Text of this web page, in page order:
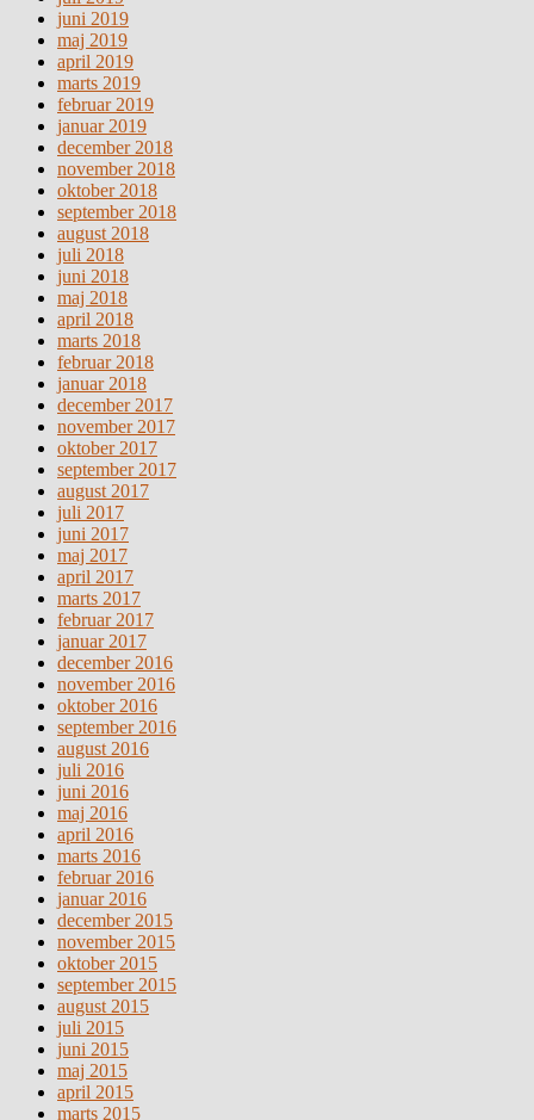
juni 2019
maj 2019
april 2019
marts 2019
februar 2019
januar 2019
december 2018
november 2018
oktober 2018
september 2018
august 2018
juli 2018
juni 2018
maj 2018
april 2018
marts 2018
februar 2018
januar 2018
december 2017
november 2017
oktober 2017
september 2017
august 2017
juli 2017
juni 2017
maj 2017
april 2017
marts 2017
februar 2017
januar 2017
december 2016
november 2016
oktober 2016
september 2016
august 2016
juli 2016
juni 2016
maj 2016
april 2016
marts 2016
februar 2016
januar 2016
december 2015
november 2015
oktober 2015
september 2015
august 2015
juli 2015
juni 2015
maj 2015
april 2015
marts 2015